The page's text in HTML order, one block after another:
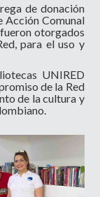
de donación
Acción Comunal
otorgados
para el uso y
UNIRED
de la Red
de la cultura y